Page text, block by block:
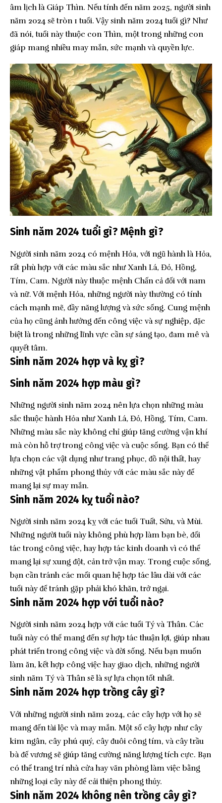
âm lịch là Giáp Thìn. Nếu tính đến năm 2025, người sinh
năm 2024 sẽ tròn 1 tuổi. Vậy sinh năm 2024 tuổi gì? Như
đã nói, tuổi này thuộc con Thìn, một trong những con
giáp mang nhiều may mắn, sức mạnh và quyền lực.
Sinh năm 2024 tuổi gì? Mệnh gì?
Người sinh năm 2024 có mệnh Hỏa, với ngũ hành là Hỏa,
rất phù hợp với các màu sắc như Xanh Lá, Đỏ, Hồng,
Tím, Cam. Người này thuộc mệnh Chấn cả đối với nam
và nữ. Với mệnh Hỏa, những người này thường có tính
cách mạnh mẽ, đầy năng lượng và sức sống. Cung mệnh
của họ cũng ảnh hưởng đến công việc và sự nghiệp, đặc
biệt là trong những lĩnh vực cần sự sáng tạo, đam mê và
quyết tâm.
Sinh năm 2024 hợp và kỵ gì?
Sinh năm 2024 hợp màu gì?
Những người sinh năm 2024 nên lựa chọn những màu
sắc thuộc hành Hỏa như Xanh Lá, Đỏ, Hồng, Tím, Cam.
Những màu sắc này không chỉ giúp tăng cường vận khí
mà còn hỗ trợ trong công việc và cuộc sống. Bạn có thể
lựa chọn các vật dụng như trang phục, đồ nội thất, hay
những vật phẩm phong thủy với các màu sắc này để
mang lại sự may mắn.
Sinh năm 2024 kỵ tuổi nào?
Người sinh năm 2024 kỵ với các tuổi Tuất, Sửu, và Mùi.
Những người tuổi này không phù hợp làm bạn bè, đối
tác trong công việc, hay hợp tác kinh doanh vì có thể
mang lại sự xung đột, cản trở vận may. Trong cuộc sống,
bạn cần tránh các mối quan hệ hợp tác lâu dài với các
tuổi này để tránh gặp phải khó khăn, trở ngại.
Sinh năm 2024 hợp với tuổi nào?
Người sinh năm 2024 hợp với các tuổi Tý và Thân. Các
tuổi này có thể mang đến sự hợp tác thuận lợi, giúp nhau
phát triển trong công việc và đời sống. Nếu bạn muốn
làm ăn, kết hợp công việc hay giao dịch, những người
sinh năm Tý và Thân sẽ là sự lựa chọn tốt nhất.
Sinh năm 2024 hợp trồng cây gì?
Với những người sinh năm 2024, các cây hợp với họ sẽ
mang đến tài lộc và may mắn. Một số cây hợp như cây
kim ngân, cây phú quý, cây đuôi công tím, và cây trầu
bà đế vương sẽ giúp tăng cường năng lượng tích cực. Bạn
có thể trang trí nhà cửa hay văn phòng làm việc bằng
những loại cây này để cải thiện phong thủy.
Sinh năm 2024 không nên trồng cây gì?